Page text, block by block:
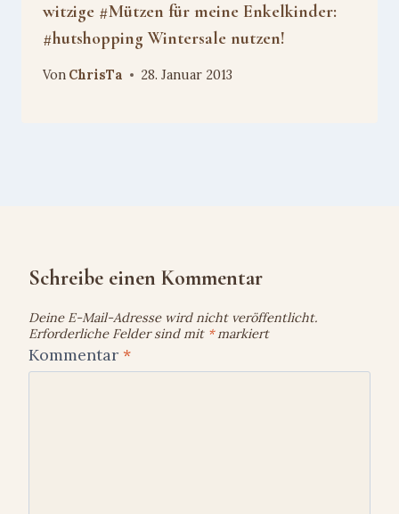
witzige #Mützen für meine Enkelkinder:
#hutshopping Wintersale nutzen!
Von ChrisTa 28. Januar 2013
Schreibe einen Kommentar
Deine E-Mail-Adresse wird nicht veröffentlicht.
Erforderliche Felder sind mit *markiert
Kommentar *